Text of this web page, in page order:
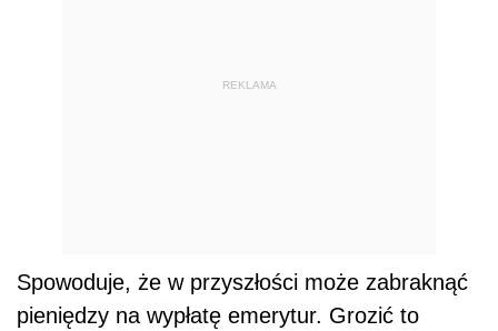
REKLAMA
Spowoduje, że w przyszłości może zabraknąć
pieniędzy na wypłatę emerytur. Grozić to